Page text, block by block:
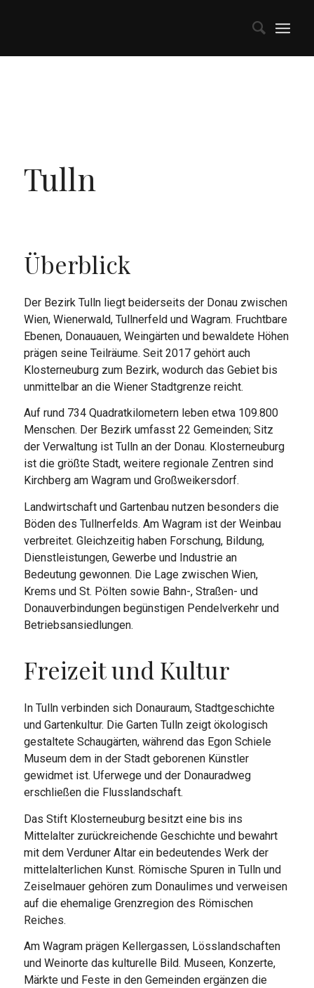
Tulln
Überblick
Der Bezirk Tulln liegt beiderseits der Donau zwischen
Wien, Wienerwald, Tullnerfeld und Wagram. Fruchtbare
Ebenen, Donauauen, Weingärten und bewaldete Höhen
prägen seine Teilräume. Seit 2017 gehört auch
Klosterneuburg zum Bezirk, wodurch das Gebiet bis
unmittelbar an die Wiener Stadtgrenze reicht.
Auf rund 734 Quadratkilometern leben etwa 109.800
Menschen. Der Bezirk umfasst 22 Gemeinden; Sitz
der Verwaltung ist Tulln an der Donau. Klosterneuburg
ist die größte Stadt, weitere regionale Zentren sind
Kirchberg am Wagram und Großweikersdorf.
Landwirtschaft und Gartenbau nutzen besonders die
Böden des Tullnerfelds. Am Wagram ist der Weinbau
verbreitet. Gleichzeitig haben Forschung, Bildung,
Dienstleistungen, Gewerbe und Industrie an
Bedeutung gewonnen. Die Lage zwischen Wien,
Krems und St. Pölten sowie Bahn-, Straßen- und
Donauverbindungen begünstigen Pendelverkehr und
Betriebsansiedlungen.
Freizeit und Kultur
In Tulln verbinden sich Donauraum, Stadtgeschichte
und Gartenkultur. Die Garten Tulln zeigt ökologisch
gestaltete Schaugärten, während das Egon Schiele
Museum dem in der Stadt geborenen Künstler
gewidmet ist. Uferwege und der Donauradweg
erschließen die Flusslandschaft.
Das Stift Klosterneuburg besitzt eine bis ins
Mittelalter zurückreichende Geschichte und bewahrt
mit dem Verduner Altar ein bedeutendes Werk der
mittelalterlichen Kunst. Römische Spuren in Tulln und
Zeiselmauer gehören zum Donaulimes und verweisen
auf die ehemalige Grenzregion des Römischen
Reiches.
Am Wagram prägen Kellergassen, Lösslandschaften
und Weinorte das kulturelle Bild. Museen, Konzerte,
Märkte und Feste in den Gemeinden ergänzen die